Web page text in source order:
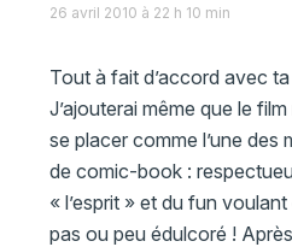
26 avril 2010 à 22 h 10 min
Tout à fait d’accord avec
J’ajouterai même que le
se placer comme l’une des
de comic-book :
« l’esprit » et du fun
pas ou peu édulcoré !